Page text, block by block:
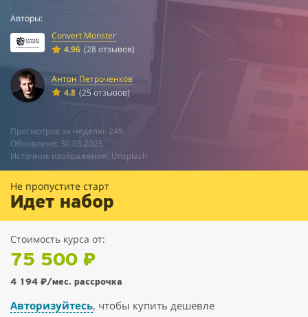
Авторы:
Convert Monster
4.96 (28 отзывов)
Антон Петроченков
4.8 (25 отзывов)
Просмотров за неделю: 249
Обновлено: 30.03.2025
Источник изображения: Unsplash
Не пропустите старт
Идет набор
Стоимость курса от:
75 500 ₽
4 194 ₽/мес. рассрочка
Авторизуйтесь, чтобы купить дешевле